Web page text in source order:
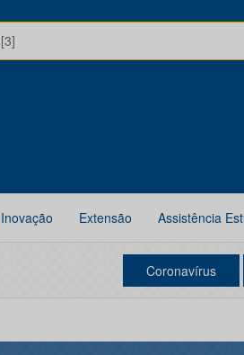
Extensão Assistência
Coronavírus